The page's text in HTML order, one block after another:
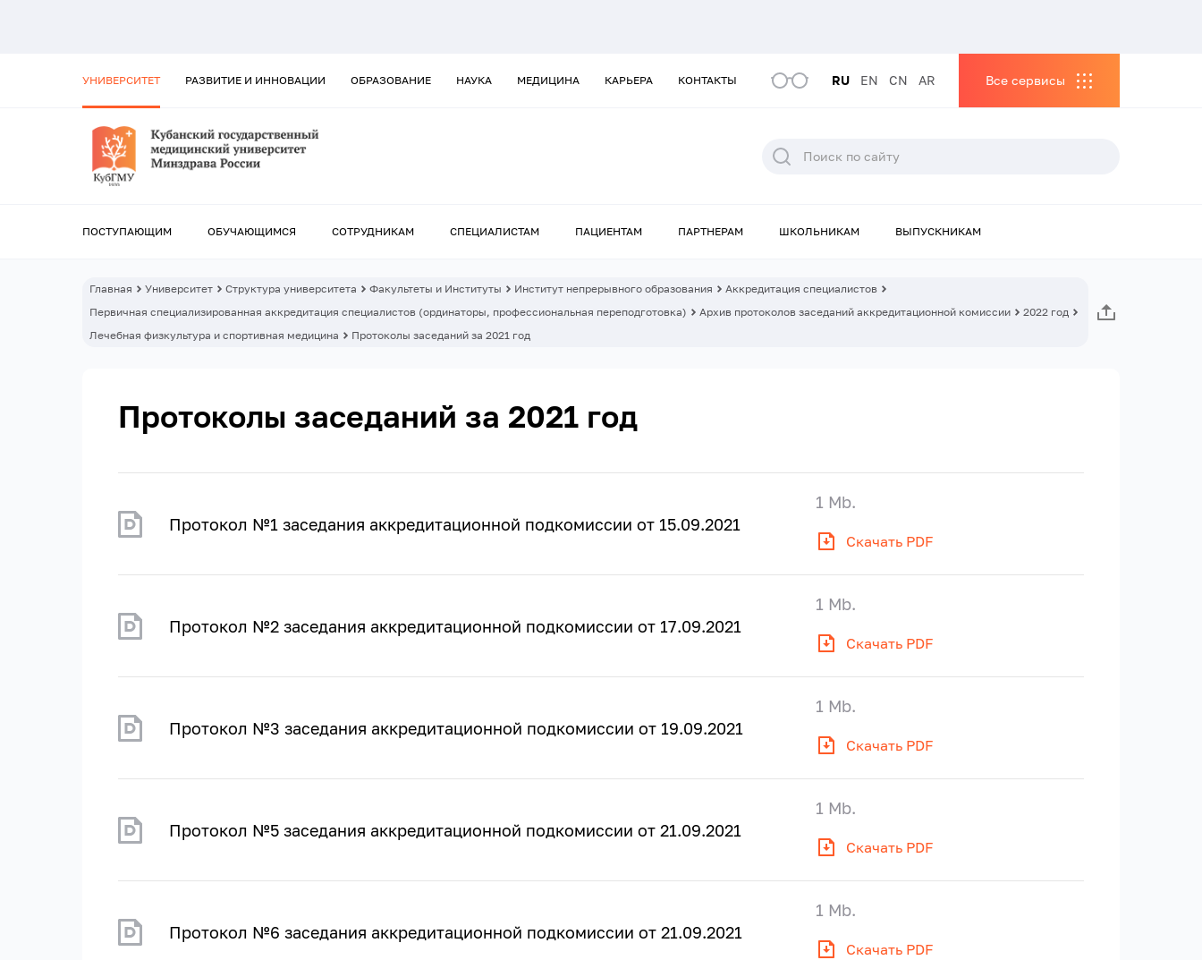
УНИВЕРСИТЕТ РАЗВИТИЕ И ИННОВАЦИИ ОБРАЗОВАНИЕ НАУКА МЕДИЦИНА КАРЬЕРА КОНТАКТЫ RU EN CN AR Все сервисы
ПОСТУПАЮЩИМ ОБУЧАЮЩИМСЯ СОТРУДНИКАМ СПЕЦИАЛИСТАМ ПАЦИЕНТАМ ПАРТНЕРАМ ШКОЛЬНИКАМ ВЫПУСКНИКАМ
Главная Университет Структура университета Факультеты и Институты Институт непрерывного образования
Аккредитация специалистов
Первичная специализированная аккредитация специалистов (ординаторы, профессиональная переподготовка)
Архив протоколов заседаний аккредитационной комиссии
2022 год
Лечебная физкультура и спортивная медицина
Протоколы заседаний за 2021 год
Протоколы заседаний за 2021 год
Протокол №1 заседания аккредитационной подкомиссии от 15.09.2021
Скачать PDF
1 Mb.
Протокол №2 заседания аккредитационной подкомиссии от 17.09.2021
Скачать PDF
1 Mb.
Протокол №3 заседания аккредитационной подкомиссии от 19.09.2021
Скачать PDF
1 Mb.
Протокол №5 заседания аккредитационной подкомиссии от 21.09.2021
Скачать PDF
1 Mb.
Протокол №6 заседания аккредитационной подкомиссии от 21.09.2021
Скачать PDF
1 Mb.